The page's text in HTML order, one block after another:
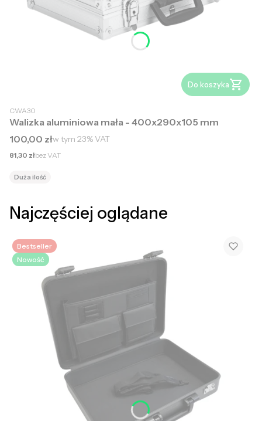
Do koszyka
CWA30
Walizka aluminiowa mała - 400x290x105 mm
Cena brutto
100,00 złw tym 23%VAT
Cena netto
81,30 złbez VAT
Duża ilość
Najczęściej oglądane
Bestseller
Nowość